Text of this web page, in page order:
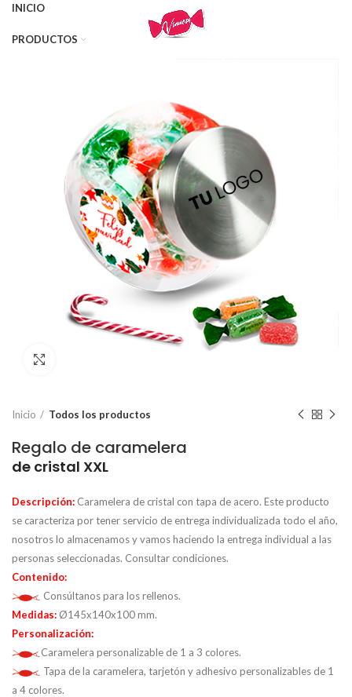
INICIO
PRODUCTOS
Inicio Todos los productos
Regalo de caramelera
de cristal XXL
Descripción: Caramelera de cristal con tapa de acero. Este producto
se caracteriza por tener servicio de entrega individualizada todo el año,
nosotros lo almacenamos y vamos haciendo la entrega individual a las
personas seleccionadas. Consultar condiciones.
Contenido:
Consúltanos para los rellenos.
Medidas: Ø145x140x100 mm.
Personalización:
Caramelera personalizable de 1 a 3 colores.
Tapa de la caramelera, tarjetón y adhesivo personalizables de 1
a 4 colores.